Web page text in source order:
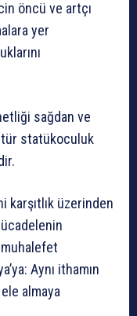
öncü ve artçı
yer
sağdan ve
tür statükoculuk
karşıtlık üzerinden
muhalefet
Aynı ithamın
almaya